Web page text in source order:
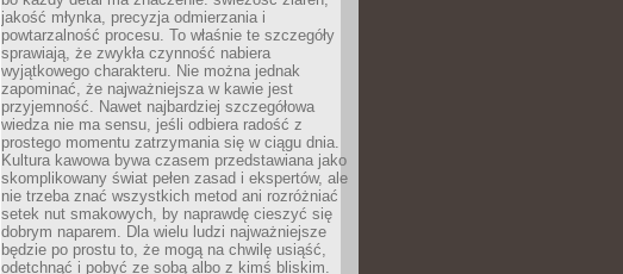
jakość młynka, precyzja odmierzania i
powtarzalność procesu. To właśnie te szczegóły
sprawiają, że zwykła czynność nabiera
wyjątkowego charakteru. Nie można jednak
zapominać, że najważniejsza w kawie jest
przyjemność. Nawet najbardziej szczegółowa
wiedza nie ma sensu, jeśli odbiera radość z
prostego momentu zatrzymania się w ciągu dnia.
Kultura kawowa bywa czasem przedstawiana jako
skomplikowany świat pełen zasad i ekspertów, ale
nie trzeba znać wszystkich metod ani rozróżniać
setek nut smakowych, by naprawdę cieszyć się
dobrym naparem. Dla wielu ludzi najważniejsze
będzie po prostu to, że mogą na chwilę usiąść,
odetchnąć i pobyć ze sobą albo z kimś bliskim.